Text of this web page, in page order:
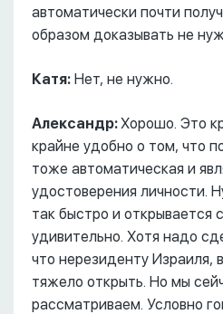
автоматически почти
образом доказывать не
Катя: Нет, не нужно.
Александр:Хорошо. Это
крайне удобно о том, что
тоже автоматическая и
удостоверения личности.
так быстро и открывается
удивительно. Хотя надо
что нерезиденту Израиля,
тяжело открыть. Но мы
рассматриваем. Условно